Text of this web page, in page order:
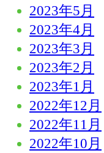
2023年5月
2023年4月
2023年3月
2023年2月
2023年1月
2022年12月
2022年11月
2022年10月